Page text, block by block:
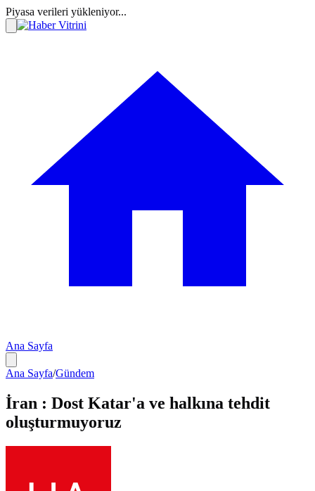
Piyasa verileri yükleniyor...
Ana Sayfa
Ana Sayfa/Gündem
İran : Dost Katar'a ve halkına tehdit
oluşturmuyoruz